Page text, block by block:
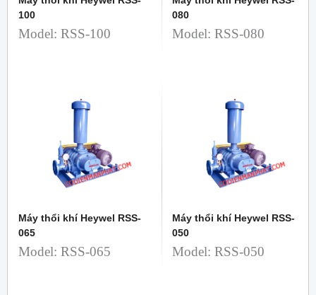
100
Model: RSS-100
080
Model: RSS-080
Máy thổi khí Heywel RSS-
065
Model: RSS-065
Máy thổi khí Heywel RSS-
050
Model: RSS-050